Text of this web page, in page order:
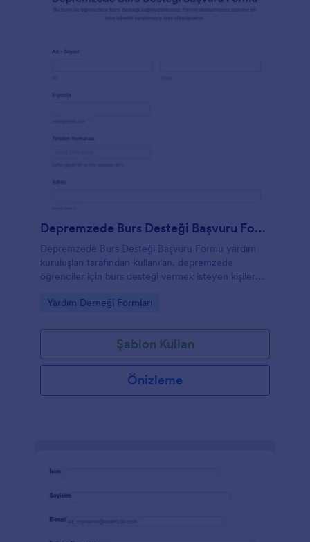
Depremzede Burs Desteği Başvuru Form Şablonu
Depremzede Burs Desteği Başvuru Formu yardım
kuruluşları tarafından kullanılan, depremzede
öğrenciler için burs desteği vermek isteyen kişiler
Go to Category:
Yardım Derneği Formları
Şablon Kullan
Önizleme